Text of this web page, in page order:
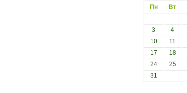
Пн
Вт
3
4
10
11
17
18
24
25
31